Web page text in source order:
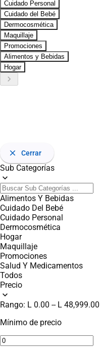
Cuidado Personal
Cuidado del Bebé
Dermocosmética
Maquillaje
Promociones
Alimentos y Bebidas
Hogar
keyboard_arrow_right
close Cerrar
Sub Categorías
expand_more
Alimentos Y Bebidas
Cuidado Del Bebé
Cuidado Personal
Dermocosmética
Hogar
Maquillaje
Promociones
Salud Y Medicamentos
Todos
Precio
expand_more
Rango: L 0.00 --L 48,999.00
Mínimo de precio